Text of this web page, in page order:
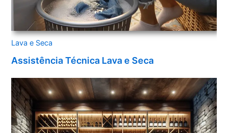
Lava e Seca
Assistência Técnica Lava e Seca